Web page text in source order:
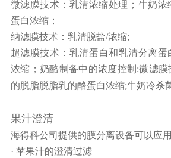
微滤膜技术：乳清浓缩处理；牛奶浓
蛋白浓缩；
纳滤膜技术： 乳清脱盐/浓缩;
超滤膜技术 ： 乳清蛋白和乳清分离蛋
浓缩；奶酪制备中的浓度控制:微滤膜
的脱脂脱脂乳的酪蛋白浓缩;牛奶冷杀
果汁澄清
海得科公司提供的膜分离设备可以应
· 苹果汁的澄清过滤